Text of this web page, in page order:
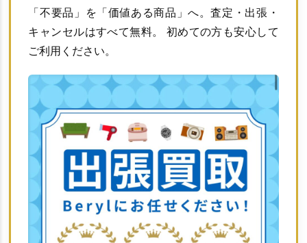
「不要品」を「価値ある商品」へ。査定・出張・
キャンセルはすべて無料。 初めての方も安心して
ご利用ください。